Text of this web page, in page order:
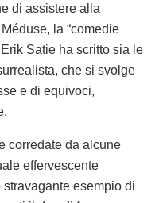
di assistere alla
, la “comedie
Satie ha scritto sia le
che si svolge
e di equivoci,
corredate da alcune
effervescente
esempio di